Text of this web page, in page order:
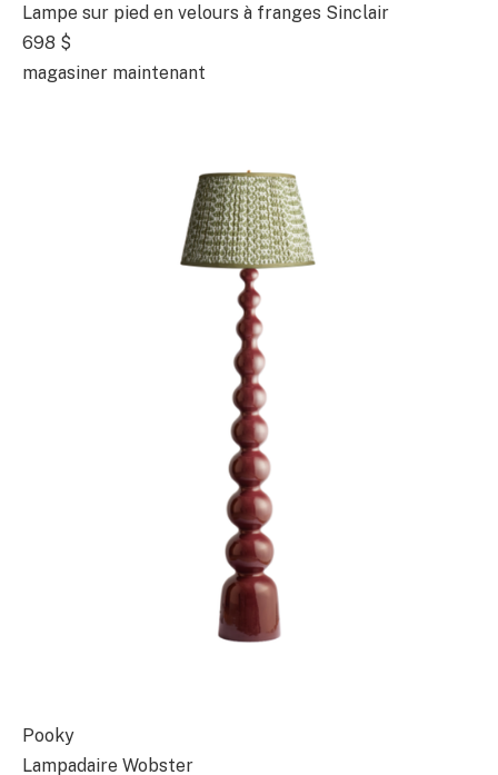
Lampe sur pied en velours à franges Sinclair
698 $
magasiner maintenant
Pooky
Lampadaire Wobster